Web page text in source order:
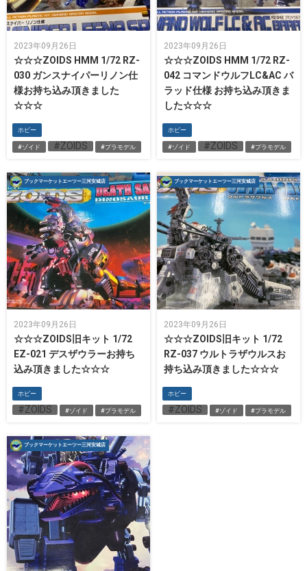
2023年09月26日
☆☆☆ZOIDS HMM 1/72 RZ-
030 ガンスナイパーリノン仕
様お持ち込み頂きました
☆☆☆
ホビー
#ゾイド #ZOIDS #プラモデル
2023年09月26日
☆☆☆ZOIDS HMM 1/72 RZ-
042 コマンドウルフLC&AC バ
ラッド仕様 お持ち込み頂きま
した☆☆☆
ホビー
#ゾイド #ZOIDS #プラモデル
ブックマーケットエーツー三河安城店
2023年09月26日
☆☆☆ZOIDS旧キット 1/72
EZ-021 デスザウラーお持ち
込み頂きました☆☆☆
ホビー
#ZOIDS #ゾイド #プラモデル
ブックマーケットエーツー三河安城店
2023年09月26日
☆☆☆ZOIDS旧キット 1/72
RZ-037 ウルトラザウルスお
持ち込み頂きました☆☆☆
ホビー
#ZOIDS #ゾイド #プラモデル
ブックマーケットエーツー三河安城店